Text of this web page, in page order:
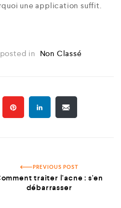
une application suffit.
in Non Classé
PREVIOUS POST
traiter l'acne : s'en
débarrasser